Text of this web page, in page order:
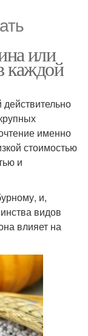
или
каждой
именно
стоимостью
и
и,
видов
влияет на